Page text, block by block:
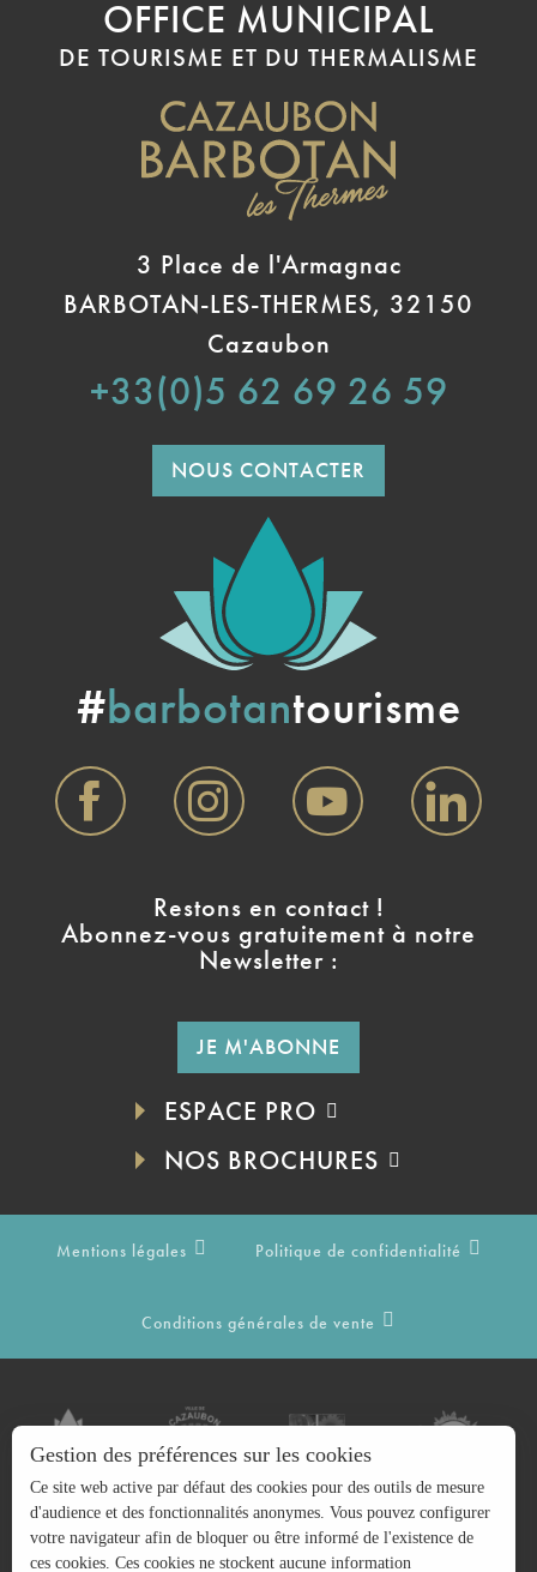
OFFICE MUNICIPAL
DE TOURISME ET DU THERMALISME
3 Place de l'Armagnac
BARBOTAN-LES-THERMES, 32150
Cazaubon
+33(0)5 62 69 26 59
NOUS CONTACTER
#barbotantourisme
Restons en contact !
Abonnez-vous gratuitement à notre
Newsletter :
JE M'ABONNE
ESPACE PRO
NOS BROCHURES
Mentions légales Politique de confidentialité
Conditions générales de vente
Gestion des préférences sur les cookies
Ce site web active par défaut des cookies pour des outils de mesure
d'audience et des fonctionnalités anonymes. Vous pouvez configurer
votre navigateur afin de bloquer ou être informé de l'existence de
ces cookies. Ces cookies ne stockent aucune information